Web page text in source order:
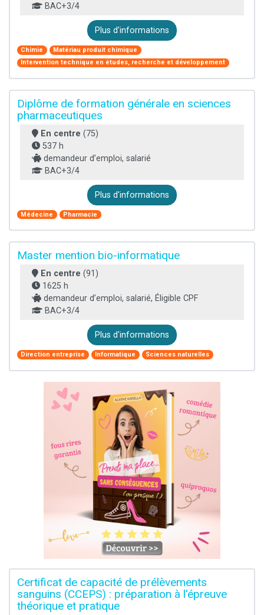
BAC+3/4
Plus d'informations
Chimie
Matériau produit chimique
Intervention technique en études, recherche et développement
Diplôme de formation générale en sciences
pharmaceutiques
En centre (75)
537 h
demandeur d’emploi, salarié
BAC+3/4
Plus d'informations
Médecine Pharmacie
Master mention bio-informatique
En centre (91)
1625 h
demandeur d’emploi, salarié, Éligible CPF
BAC+3/4
Plus d'informations
Direction entreprise Informatique Sciences naturelles
Certificat de capacité de prélèvements
sanguins (CCEPS) : préparation à l'épreuve
théorique et pratique